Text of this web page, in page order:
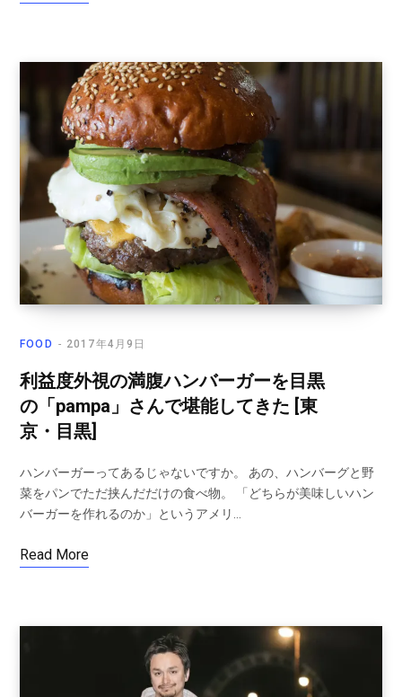
FOOD 2017年4月9日
利益度外視の満腹ハンバーガーを目黒
の「pampa」さんで堪能してきた [東
京・目黒]
ハンバーガーってあるじゃないですか。 あの、ハンバーグと野
菜をパンでただ挟んだだけの食べ物。 「どちらが美味しいハン
バーガーを作れるのか」というアメリ…
Read More